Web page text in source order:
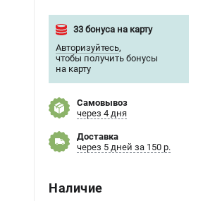
33 бонуса на карту
Авторизуйтесь,
чтобы получить бонусы
на карту
Самовывоз
через 4 дня
Доставка
через 5 дней за 150 р.
Наличие